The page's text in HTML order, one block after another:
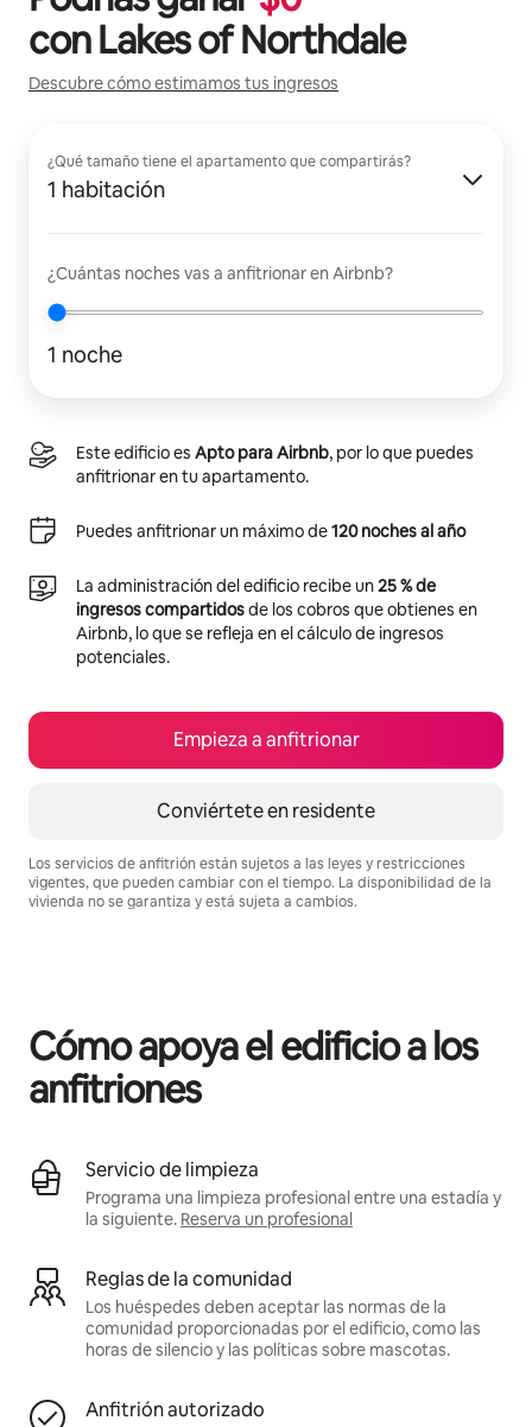
conLakes of Northdale
Descubre cómo estimamos tus ingresos
¿Qué tamaño tiene el apartamento que compartirás?
1 habitación
¿Cuántas noches vas a anfitrionar en Airbnb?
1 noche
Este edificio es Apto para Airbnb, por lo que puedes
anfitrionar en tu apartamento.
Puedes anfitrionar un máximo de120 noches al año
La administración del edificio recibe un25 % de
ingresos compartidosde los cobros que obtienes en
Airbnb, lo que se refleja en el cálculo de ingresos
potenciales.
Empieza a anfitrionar
Conviértete en residente
Los servicios de anfitrión están sujetos a las leyes y restricciones
vigentes, que pueden cambiar con el tiempo. La disponibilidad de la
vivienda no se garantiza y está sujeta a cambios.
Cómo apoya el edificio a los
anfitriones
Servicio de limpieza
Programa una limpieza profesional entre una estadía y
la siguiente. Reserva un profesional
Reglas de la comunidad
Los huéspedes deben aceptar las normas de la
comunidad proporcionadas por el edificio, como las
horas de silencio y las políticas sobre mascotas.
Anfitrión autorizado